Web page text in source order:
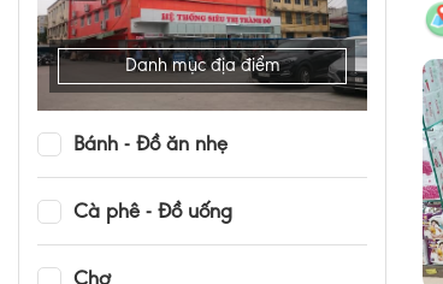
Danh mục địa điểm
Bánh - Đồ ăn nhẹ
Cà phê - Đồ uống